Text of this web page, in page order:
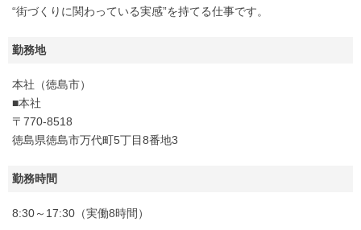
“街づくりに関わっている実感”を持てる仕事です。
勤務地
本社（徳島市）
■本社
〒770-8518
徳島県徳島市万代町5丁目8番地3
勤務時間
8:30～17:30（実働8時間）